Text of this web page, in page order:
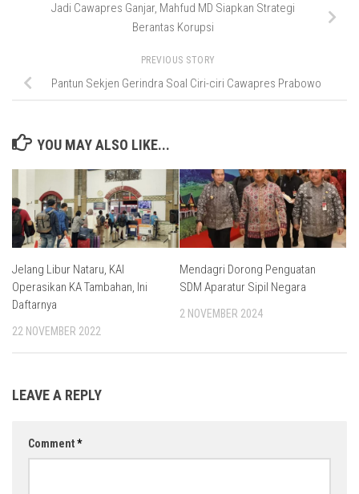
Jadi Cawapres Ganjar, Mahfud MD Siapkan Strategi
Berantas Korupsi
PREVIOUS STORY
Pantun Sekjen Gerindra Soal Ciri-ciri Cawapres Prabowo
YOU MAY ALSO LIKE...
Jelang Libur Nataru, KAI
Operasikan KA Tambahan, Ini
Daftarnya
22 NOVEMBER 2022
Mendagri Dorong Penguatan
SDM Aparatur Sipil Negara
2 NOVEMBER 2024
LEAVE A REPLY
Comment*